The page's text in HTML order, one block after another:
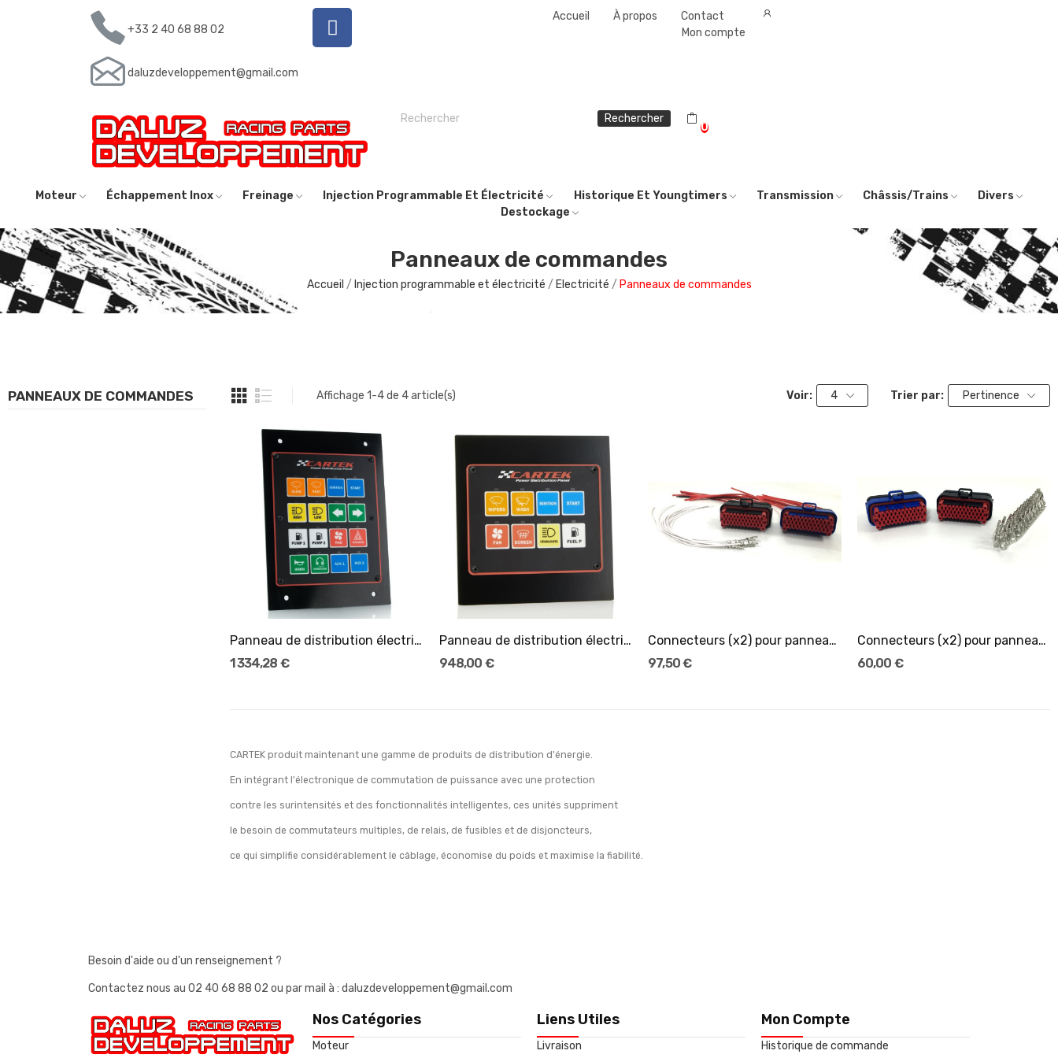
+33 2 40 68 88 02
daluzdeveloppement@gmail.com
Accueil À propos
Contact
Mon compte
Rechercher
0
Moteur Échappement Inox Freinage Injection Programmable Et Électricité Historique Et Youngtimers Transmission Châssis/Trains
Divers
Destockage
Panneaux de commandes
Accueil Injection programmable et électricité Electricité Panneaux de commandes
PANNEAUX DE COMMANDES Affichage 1-4 de 4 article(s) Voir: 4 Trier par: Pertinence
Panneau de distribution électrique CARTEK 16...
1 334,28 €
Panneau de distribution électrique CARTEK 8...
948,00 €
Connecteurs (x2) pour panneau de distribution...
97,50 €
Connecteurs (x2) pour panneau de distribution...
60,00 €
CARTEK produit maintenant une gamme de produits de distribution d'énergie.
En intégrant l'électronique de commutation de puissance avec une protection
contre les surintensités et des fonctionnalités intelligentes, ces unités suppriment
le besoin de commutateurs multiples, de relais, de fusibles et de disjoncteurs,
ce qui simplifie considérablement le câblage, économise du poids et maximise la fiabilité.
Besoin d'aide ou d'un renseignement ?
Contactez nous au 02 40 68 88 02 ou par mail à : daluzdeveloppement@gmail.com
Nos Catégories
Moteur
Liens Utiles
Livraison
Mon Compte
Historique de commande